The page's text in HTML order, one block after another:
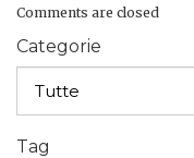
Comments are closed
Categorie
Tag